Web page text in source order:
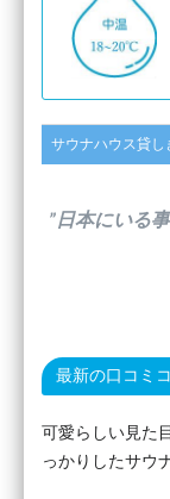
サウナハウス貸し
”日本にいる
最新の口コミ
可愛らしい見た
っかりしたサウ